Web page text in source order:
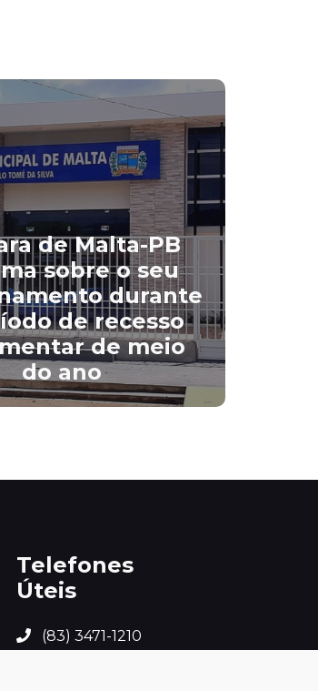
de Malta-PB
sobre o seu
durante
de recesso
de meio
do ano
Telefones
Úteis
(83) 3471-1210